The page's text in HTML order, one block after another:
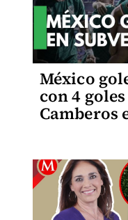
México
con 4
Camberos